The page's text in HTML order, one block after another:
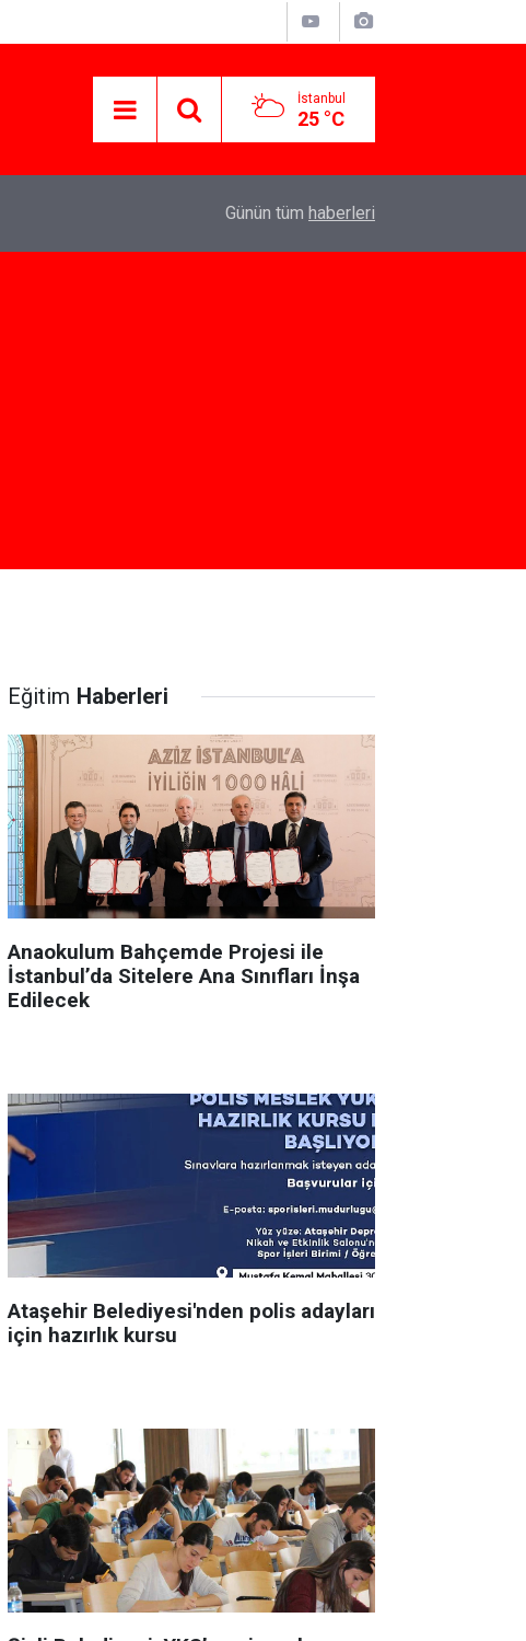
İstanbul
25 °C
Yeni İlişkiler İçin Dating App Seçenekleri
Günün tüm haberleri
Eğitim Haberleri
Anaokulum Bahçemde Projesi ile
İstanbul’da Sitelere Ana Sınıfları İnşa
Edilecek
Ataşehir Belediyesi'nden polis adayları
için hazırlık kursu